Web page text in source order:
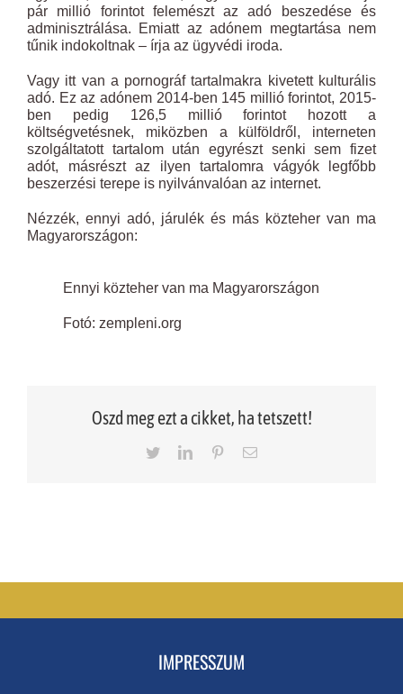
pár millió forintot felemészt az adó beszedése és
adminisztrálása. Emiatt az adónem megtartása nem
tűnik indokoltnak – írja az ügyvédi iroda.
Vagy itt van a pornográf tartalmakra kivetett kulturális
adó. Ez az adónem 2014-ben 145 millió forintot, 2015-
ben pedig 126,5 millió forintot hozott a
költségvetésnek, miközben a külföldről, interneten
szolgáltatott tartalom után egyrészt senki sem fizet
adót, másrészt az ilyen tartalomra vágyók legfőbb
beszerzési terepe is nyilvánvalóan az internet.
Nézzék, ennyi adó, járulék és más közteher van ma
Magyarországon:
Ennyi közteher van ma Magyarországon
Fotó: zempleni.org
Oszd meg ezt a cikket, ha tetszett!
TwitterLinkedInPinterestEmail
IMPRESSZUM